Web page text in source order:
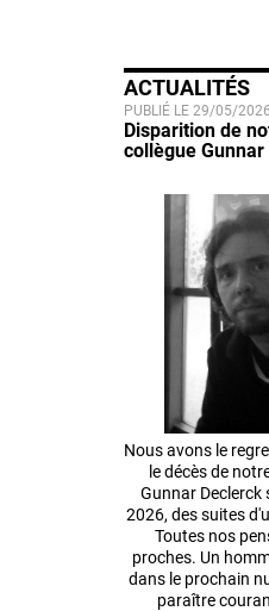
ACTUALITÉS
PUBLIÉ LE 29/05/2026
Disparition de
collègue
Nous avons le
le décès de
Gunnar Declerck
2026, des suites
Toutes nos
proches. Un
dans le prochain
paraître